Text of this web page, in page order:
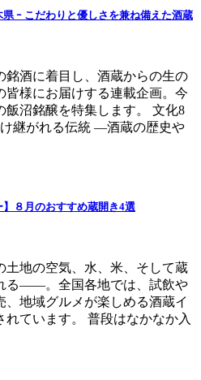
県 ｰ こだわりと優しさを兼ね備えた酒蔵
銘酒に着目し、酒蔵からの生の
皆様にお届けする連載企画。今
飯沼銘醸を特集します。 文化8
継がれる伝統 ―酒蔵の歴史や
】８月のおすすめ蔵開き4選
土地の空気、水、米、そして蔵
る——。全国各地では、試飲や
、地域グルメが楽しめる酒蔵イ
れています。 普段はなかなか入